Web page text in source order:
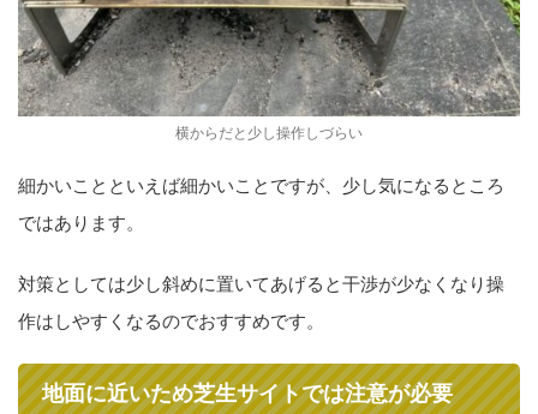
横からだと少し操作しづらい
細かいことといえば細かいことですが、少し気になるところ
ではあります。
対策としては少し斜めに置いてあげると干渉が少なくなり操
作はしやすくなるのでおすすめです。
地面に近いため芝生サイトでは注意が必要